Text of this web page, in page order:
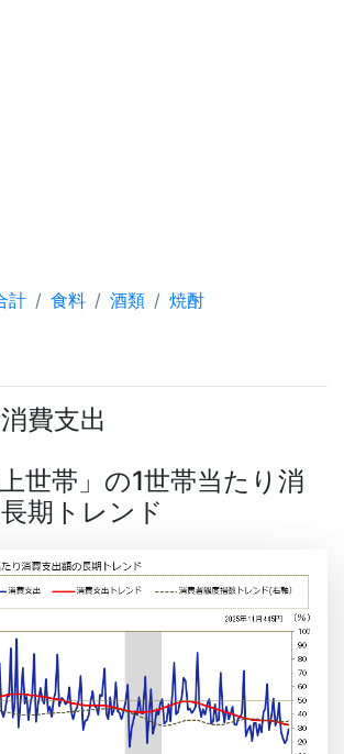
計 食料 酒類 焼酎
費支出
世帯」の1世帯当たり消
期トレンド